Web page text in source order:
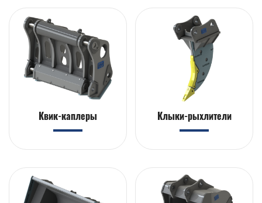
Квик-каплеры Клыки-рыхлители